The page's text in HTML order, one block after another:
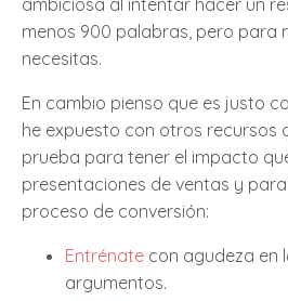
ambiciosa al intentar hacer un
menos 900 palabras, pero para
necesitas.
En cambio pienso que es justo
he expuesto con otros recursos
prueba para tener el impacto
presentaciones de ventas y
proceso de conversión:
Entrénate con agudeza en
argumentos.